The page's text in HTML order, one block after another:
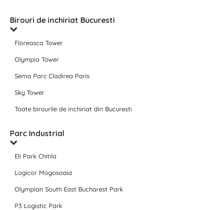
Birouri de inchiriat Bucuresti
Floreasca Tower
Olympia Tower
Sema Parc Cladirea Paris
Sky Tower
Toate birourile de inchiriat din Bucuresti
Parc Industrial
Eli Park Chitila
Logicor Mogosoaia
Olympian South East Bucharest Park
P3 Logistic Park